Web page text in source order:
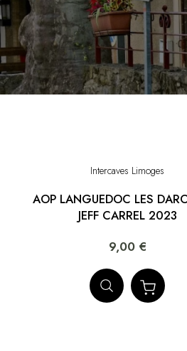
Intercaves Limoges
AOP LANGUEDOC LES
JEFF CARREL 2023
9,00 €